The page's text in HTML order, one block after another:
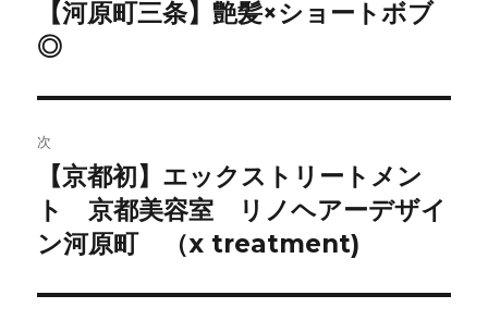
ナ
ビ
ゲ
ー
シ
の
稿:
【河原町三条】艶髪×ショートボブ
◎
次
の
投
【京都初】エックストリートメン
ト 京都美容室 リノヘアーデザイ
ン河原町 （x treatment)